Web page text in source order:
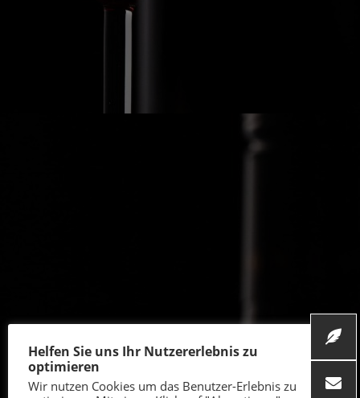
Helfen Sie uns Ihr Nutzererlebnis zu
optimieren
Wir nutzen Cookies um das Benutzer-Erlebnis zu